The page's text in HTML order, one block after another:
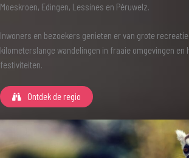
Moeskroen, Edingen, Lessines en Péruwelz.
Inwoners en bezoekers genieten er van grote
kilometerslange wandelingen in fraaie omgevingen en
festiviteiten.
Ontdek de regio